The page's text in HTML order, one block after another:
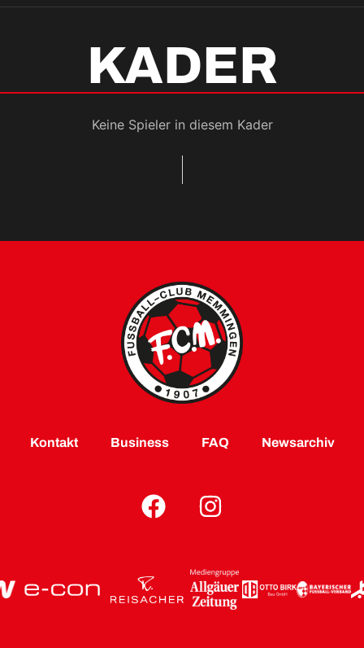
KADER
Keine Spieler in diesem Kader
Kontakt Business FAQ Newsarchiv